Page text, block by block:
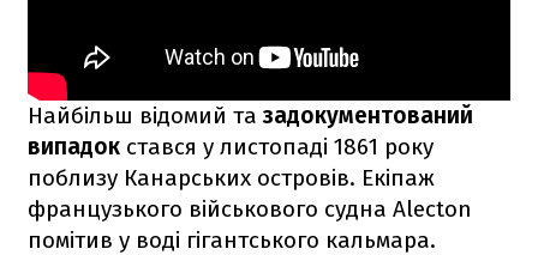
Найбільш відомий тазадокументований
випадок стався у листопаді 1861 року
поблизу Канарських островів. Екіпаж
французького військового судна Alecton
помітив у воді гігантського кальмара.